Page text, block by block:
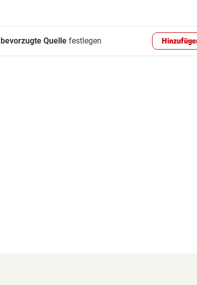
bevorzugte Quellefestlegen